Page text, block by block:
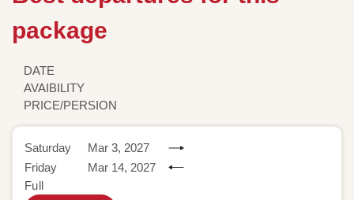
package
DATE
AVAIBILITY
PRICE/PERSION
Saturday
Mar 3, 2027
Friday
Mar 14, 2027
Full